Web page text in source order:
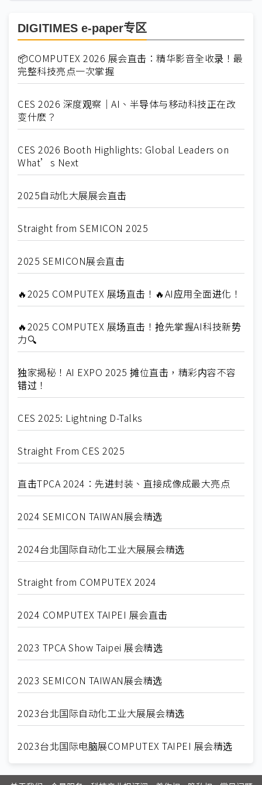
DIGITIMES e-paper专区
📦COMPUTEX 2026 展会直击：精华影音全收录！最
完整科技亮点一次掌握
CES 2026 深度观察｜AI、半导体与移动科技正在改
变什麽？
CES 2026 Booth Highlights: Global Leaders on
What’s Next
2025自动化大展展会直击
Straight from SEMICON 2025
2025 SEMICON展会直击
🔥2025 COMPUTEX 展场直击！🔥AI应用全面进化！
🔥2025 COMPUTEX 展场直击！抢先掌握AI科技新势
力🔍
独家揭秘！AI EXPO 2025 摊位直击，精彩内容不容
错过！
CES 2025: Lightning D-Talks
Straight From CES 2025
直击TPCA 2024：先进封装、直接成像成最大亮点
2024 SEMICON TAIWAN展会精选
2024台北国际自动化工业大展展会精选
Straight from COMPUTEX 2024
2024 COMPUTEX TAIPEI 展会直击
2023 TPCA Show Taipei 展会精选
2023 SEMICON TAIWAN展会精选
2023台北国际自动化工业大展展会精选
2023台北国际电脑展COMPUTEX TAIPEI 展会精选